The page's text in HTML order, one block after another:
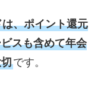
、ポイント還元
スも含めて年会
です。